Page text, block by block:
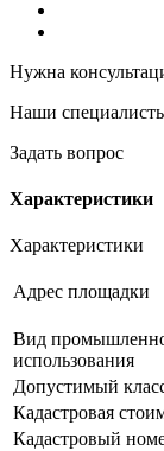
Нужна
Наши
Задать вопрос
Характеристики
Характеристики
Адрес площадки
Вид
использования
Допустимый
Кадастровая
Кадастровый